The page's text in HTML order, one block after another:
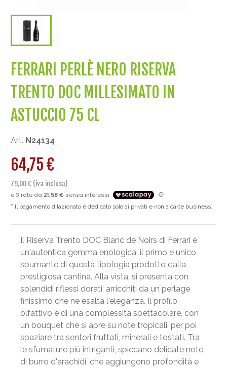
FERRARI PERLÈ NERO RISERVA
TRENTO DOC MILLESIMATO IN
ASTUCCIO 75 CL
Art. N24134
64,75 €
79,00 € (iva inclusa)
Il pagamento dilazionato è dedicato solo ai privati e non a carte business.
Il Riserva Trento DOC Blanc de Noirs di Ferrari è
un'autentica gemma enologica, il primo e unico
spumante di questa tipologia prodotto dalla
prestigiosa cantina. Alla vista, si presenta con
splendidi riflessi dorati, arricchiti da un perlage
finissimo che ne esalta l'eleganza. Il profilo
olfattivo è di una complessità spettacolare, con
un bouquet che si apre su note tropicali, per poi
spaziare tra sentori fruttati, minerali e tostati. Tra
le sfumature più intriganti, spiccano delicate note
di burro d'arachidi, che aggiungono profondità e